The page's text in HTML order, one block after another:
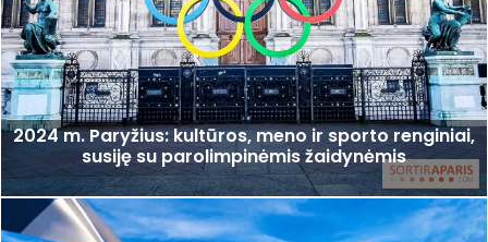
2024 m. Paryžius: kultūros, meno ir sporto renginiai,
susiję su parolimpinėmis žaidynėmis